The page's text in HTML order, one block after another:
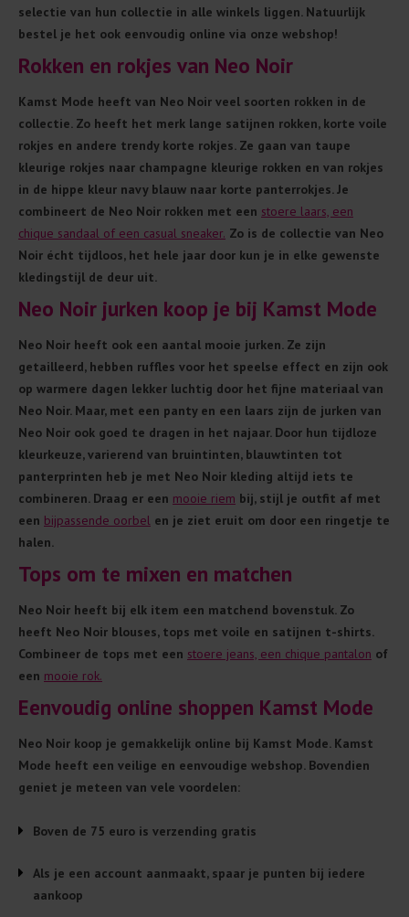
selectie van hun collectie in alle winkels liggen. Natuurlijk
bestel je het ook eenvoudig online via onze webshop!
Rokken en rokjes van Neo Noir
Kamst Mode heeft van Neo Noir veel soorten rokken in de
collectie. Zo heeft het merk lange satijnen rokken, korte voile
rokjes en andere trendy korte rokjes. Ze gaan van taupe
kleurige rokjes naar champagne kleurige rokken en van rokjes
in de hippe kleur navy blauw naar korte panterrokjes. Je
combineert de Neo Noir rokken met een stoere laars, een
chique sandaal of een casual sneaker. Zo is de collectie van Neo
Noir écht tijdloos, het hele jaar door kun je in elke gewenste
kledingstijl de deur uit.
Neo Noir jurken koop je bij Kamst Mode
Neo Noir heeft ook een aantal mooie jurken. Ze zijn
getailleerd, hebben ruffles voor het speelse effect en zijn ook
op warmere dagen lekker luchtig door het fijne materiaal van
Neo Noir. Maar, met een panty en een laars zijn de jurken van
Neo Noir ook goed te dragen in het najaar. Door hun tijdloze
kleurkeuze, varierend van bruintinten, blauwtinten tot
panterprinten heb je met Neo Noir kleding altijd iets te
combineren. Draag er een mooie riem bij, stijl je outfit af met
een bijpassende oorbel en je ziet eruit om door een ringetje te
halen.
Tops om te mixen en matchen
Neo Noir heeft bij elk item een matchend bovenstuk. Zo
heeft Neo Noir blouses, tops met voile en satijnen t-shirts.
Combineer de tops met een stoere jeans, een chique pantalon of
een mooie rok.
Eenvoudig online shoppen Kamst Mode
Neo Noir koop je gemakkelijk online bij Kamst Mode. Kamst
Mode heeft een veilige en eenvoudige webshop. Bovendien
geniet je meteen van vele voordelen:
Boven de 75 euro is verzending gratis
Als je een account aanmaakt, spaar je punten bij iedere
aankoop